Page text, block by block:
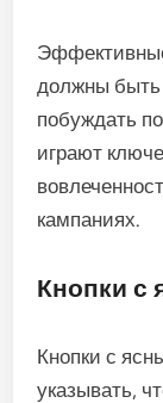
должны
побуждать
играют
кампаниях.
Кнопки с
Кнопки с
указывать,